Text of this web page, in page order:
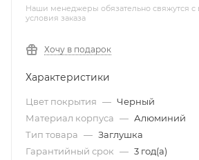
Наши менеджеры обязательно свяжутся с
условия заказа
Хочу в подарок
Характеристики
Цвет покрытия — Черный
Материал корпуса — Алюминий
Тип товара — Заглушка
Гарантийный срок — 3 год(а)